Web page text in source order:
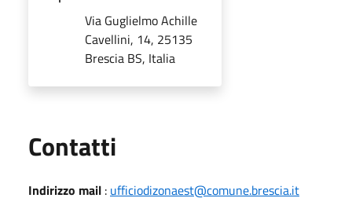
Via Guglielmo Achille
Cavellini, 14, 25135
Brescia BS, Italia
Contatti
Indirizzo mail : ufficiodizonaest@comune.brescia.it